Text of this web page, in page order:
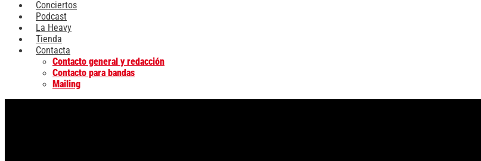
Conciertos
Podcast
La Heavy
Tienda
Contacta
Contacto general y redacción
Contacto para bandas
Mailing